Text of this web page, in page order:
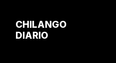
CHILANGO
DIARIO